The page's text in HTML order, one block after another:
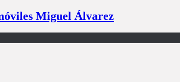
Miguel Álvarez